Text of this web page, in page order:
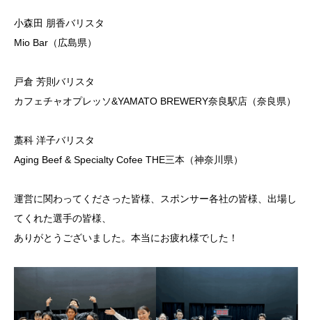
小森田 朋香バリスタ
Mio Bar（広島県）
戸倉 芳則バリスタ
カフェチャオプレッソ&YAMATO BREWERY奈良駅店（奈良県）
藁科 洋子バリスタ
Aging Beef & Specialty Cofee THE三本（神奈川県）
運営に関わってくださった皆様、スポンサー各社の皆様、出場し
てくれた選手の皆様、
ありがとうございました。本当にお疲れ様でした！